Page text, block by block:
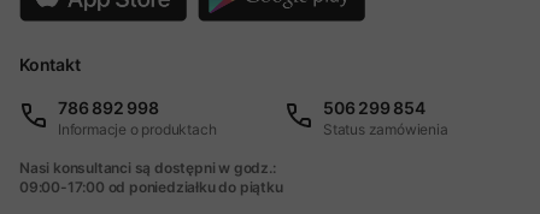
Kontakt
786 892 998
Informacje o produktach
506 299 854
Status zamówienia
Nasi konsultanci są dostępni w godz.:
09:00-17:00 od poniedziałku do piątku